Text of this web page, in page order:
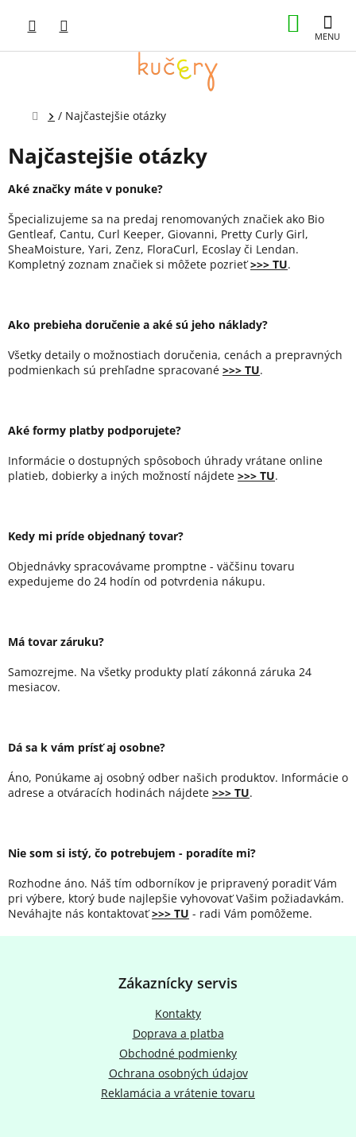
obsah
KOŠÍK
Domov
/ Najčastejšie otázky
Najčastejšie otázky
Aké značky máte v ponuke?
Špecializujeme sa na predaj renomovaných značiek ako Bio
Gentleaf, Cantu, Curl Keeper, Giovanni, Pretty Curly Girl,
SheaMoisture, Yari, Zenz, FloraCurl, Ecoslay či Lendan.
Kompletný zoznam značiek si môžete pozrieť>>> TU.
Ako prebieha doručenie a aké sú jeho náklady?
Všetky detaily o možnostiach doručenia, cenách a prepravných
podmienkach sú prehľadne spracované >>> TU.
Aké formy platby podporujete?
Informácie o dostupných spôsoboch úhrady vrátane online
platieb, dobierky a iných možností nájdete >>> TU.
Kedy mi príde objednaný tovar?
Objednávky spracovávame promptne - väčšinu tovaru
expedujeme do 24 hodín od potvrdenia nákupu.
Má tovar záruku?
Samozrejme. Na všetky produkty platí zákonná záruka 24
mesiacov.
Dá sa k vám prísť aj osobne?
Áno, Ponúkame aj osobný odber našich produktov. Informácie o
adrese a otváracích hodinách nájdete >>> TU.
Nie som si istý, čo potrebujem - poradíte mi?
Rozhodne áno. Náš tím odborníkov je pripravený poradiť Vám
pri výbere, ktorý bude najlepšie vyhovovať Vašim požiadavkám.
Neváhajte nás kontaktovať>>> TU - radi Vám pomôžeme.
Z
Zákaznícky servis
Kontakty
Doprava a platba
Obchodné podmienky
Ochrana osobných údajov
Reklamácia a vrátenie tovaru